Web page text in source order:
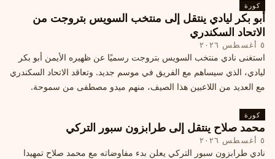
كورة
أبو بكر ليادي ينتقل إلى منتخب السويس بتروجت من
الاتحاد السكندري
٥ أغسطس ٢٠٢٦
استغنى نادي منتخب السويس بتروجت رسميًا عن ظهيره الأيمن أبو بكر
ليادي، الذي سيساهم مع الفريق في موسم جديد. وتعاقد الاتحاد السكندري
مع العديد من اللاعبين هذا الصيف، منهم ميدو مصطفى من سموحة.
كورة
محمد صلاح ينتقل إلى طرابزون سبور التركي
٥ أغسطس ٢٠٢٦
نادي طرابزون سبور التركي يعلن بدء مفاوضاته مع محمد صلاح تمهيدا